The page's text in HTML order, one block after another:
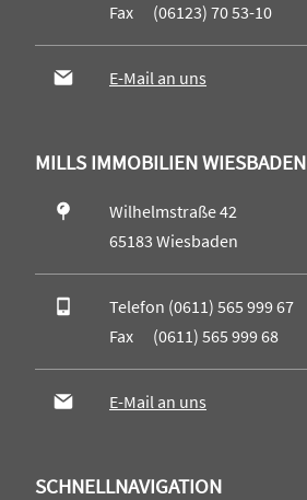
Fax (06123) 70 53-10
E-Mail an uns
MILLS IMMOBILIEN WIESBADEN
Wilhelmstraße 42
65183 Wiesbaden
Telefon (0611) 565 999 67
Fax (0611) 565 999 68
E-Mail an uns
SCHNELLNAVIGATION